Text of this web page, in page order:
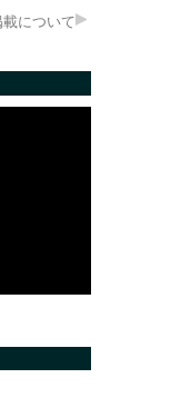
載について